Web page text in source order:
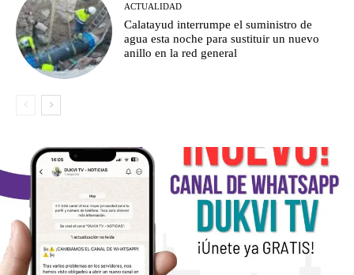
ACTUALIDAD
Calatayud interrumpe el suministro de
agua esta noche para sustituir un nuevo
anillo en la red general